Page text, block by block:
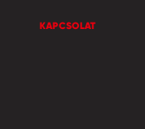
KAPCSOLAT